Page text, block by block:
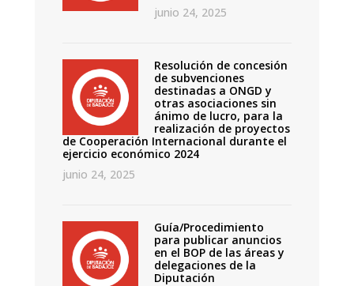
junio 24, 2025
Resolución de concesión
de subvenciones
destinadas a ONGD y
otras asociaciones sin
ánimo de lucro, para la
realización de proyectos
de Cooperación Internacional durante el
ejercicio económico 2024
junio 24, 2025
Guía/Procedimiento
para publicar anuncios
en el BOP de las áreas y
delegaciones de la
Diputación